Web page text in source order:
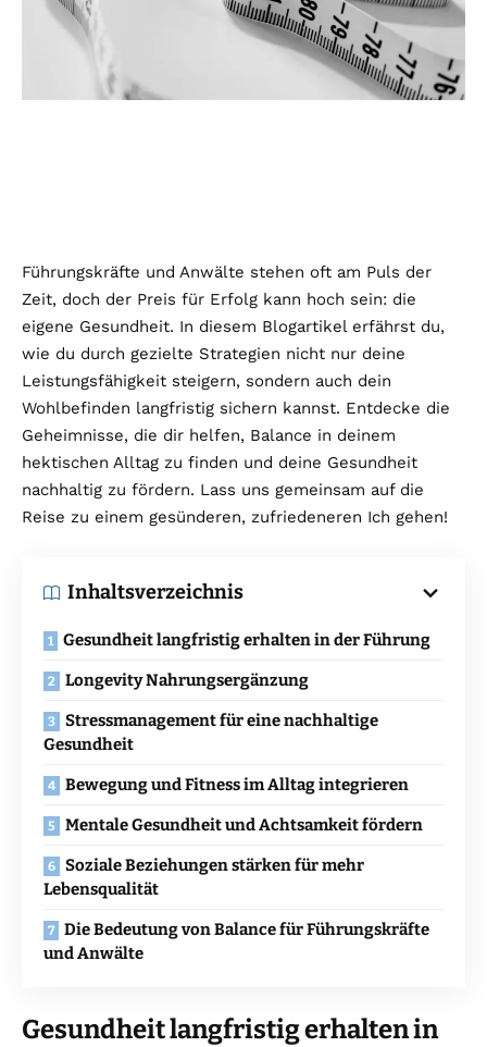
Führungskräfte und Anwälte stehen oft am Puls der
Zeit, doch der Preis für Erfolg kann hoch sein: die
eigene Gesundheit. In diesem Blogartikel erfährst du,
wie du durch gezielte Strategien nicht nur deine
Leistungsfähigkeit steigern, sondern auch dein
Wohlbefinden langfristig sichern kannst. Entdecke die
Geheimnisse, die dir helfen, Balance in deinem
hektischen Alltag zu finden und deine Gesundheit
nachhaltig zu fördern. Lass uns gemeinsam auf die
Reise zu einem gesünderen, zufriedeneren Ich gehen!
Inhaltsverzeichnis
Gesundheit langfristig erhalten in der Führung
Longevity Nahrungsergänzung
Stressmanagement für eine nachhaltige
Gesundheit
Bewegung und Fitness im Alltag integrieren
Mentale Gesundheit und Achtsamkeit fördern
Soziale Beziehungen stärken für mehr
Lebensqualität
Die Bedeutung von Balance für Führungskräfte
und Anwälte
Gesundheit langfristig erhalten in